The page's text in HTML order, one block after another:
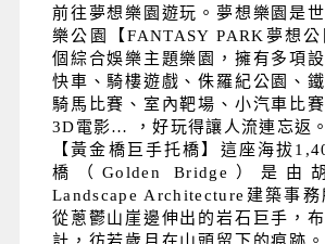
前往夢想樂園遊玩。夢想樂園是
樂公園【FANTASY PARK夢想
個綜合娛樂主題樂園，擁有多項
快車、騎樓遊戲、侏羅紀公園、
騎馬比賽、室內靶場、小汽車比
3D電影… ，好玩得讓人流連忘返。
【黃金橋巨手托橋】這座海拔
橋（Golden Bridge）是由
Landscape Architecture建築事務
從蔥鬱山崖邊伸出的岩石巨手，